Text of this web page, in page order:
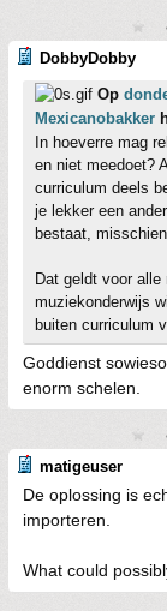
DobbyDobby
Op
Mexicanobakker
In hoeverre mag
en niet meedoet?
curriculum deels
je lekker een
bestaat,
Dat geldt voor
muziekonderwijs
buiten curriculum
Goddienst
enorm schelen.
matigeuser
De oplossing is
importeren.
What could